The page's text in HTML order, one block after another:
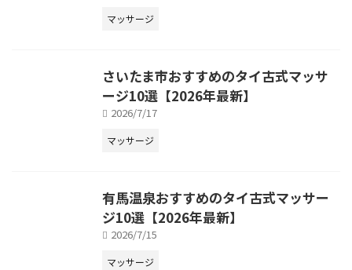
マッサージ
さいたま市おすすめのタイ古式マッサ
ージ10選【2026年最新】
2026/7/17
マッサージ
有馬温泉おすすめのタイ古式マッサー
ジ10選【2026年最新】
2026/7/15
マッサージ